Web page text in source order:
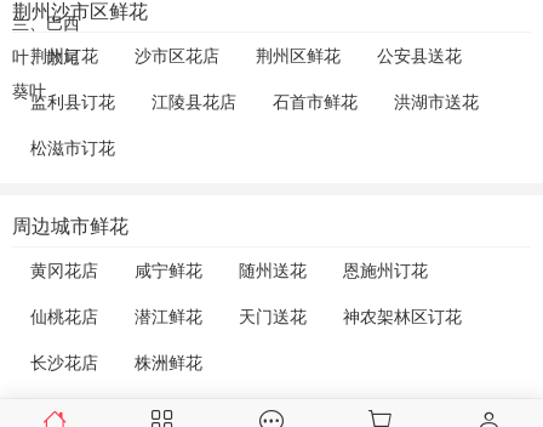
荆州沙市区鲜花
荆州订花 沙市区花店 荆州区鲜花 公安县送花
监利县订花 江陵县花店 石首市鲜花 洪湖市送花
松滋市订花
周边城市鲜花
黄冈花店 咸宁鲜花 随州送花 恩施州订花
仙桃花店 潜江鲜花 天门送花 神农架林区订花
长沙花店 株洲鲜花